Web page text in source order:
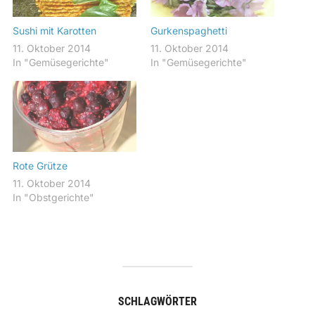
Sushi mit Karotten
11. Oktober 2014
In "Gemüsegerichte"
Gurkenspaghetti
11. Oktober 2014
In "Gemüsegerichte"
Rote Grütze
11. Oktober 2014
In "Obstgerichte"
SCHLAGWÖRTER